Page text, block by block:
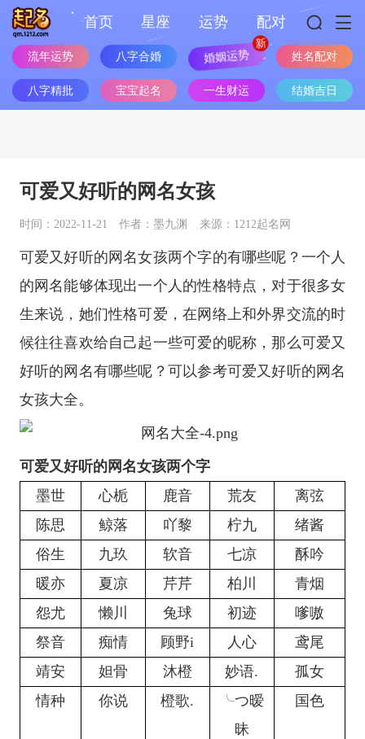
首页 星座 运势 配对
流年运势 八字合婚 婚姻运势 姓名配对
八字精批 宝宝起名 一生财运 结婚吉日
可爱又好听的网名女孩
时间：2022-11-21 作者：墨九渊 来源：1212起名网
可爱又好听的网名女孩两个字的有哪些呢？一个人
的网名能够体现出一个人的性格特点，对于很多女
生来说，她们性格可爱，在网络上和外界交流的时
候往往喜欢给自己起一些可爱的昵称，那么可爱又
好听的网名有哪些呢？可以参考可爱又好听的网名
女孩大全。
可爱又好听的网名女孩两个字
墨世
心栀 鹿音 荒友
离弦
陈思
鲸落 吖黎 柠九
绪酱
俗生
九玖 软音 七凉
酥吟
暖亦
夏凉 芹芹 柏川
青烟
怨尤
懒川 兔球 初迹
嗲嗷
祭音
痴情 顾野i 人心
鸢尾
靖安
妲骨 沐橙 妙语.
孤女
情种
你说 橙歌.
╰つ暧
昧
国色